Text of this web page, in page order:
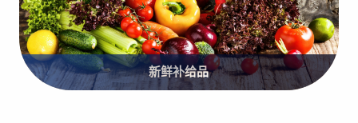
新鲜补给品
冷冻补给品